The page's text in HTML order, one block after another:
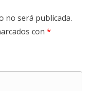
no será publicada.
con *